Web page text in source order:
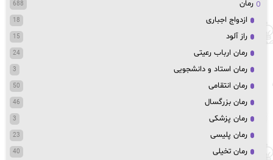
رمان 688
ازدواج اجباری 18
راز آلود 15
رمان ارباب رعیتی 24
رمان استاد و دانشجویی 3
رمان انتقامی 50
رمان بزرگسال 46
رمان پزشکی 3
رمان پلیسی 23
رمان تخیلی 40